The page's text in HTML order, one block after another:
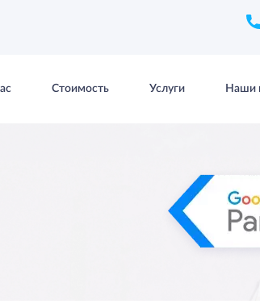
Стоимость Услуги Наши